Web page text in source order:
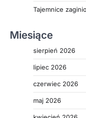
Tajemnice
Miesiące
sierpień 2026
lipiec 2026
czerwiec 2026
maj 2026